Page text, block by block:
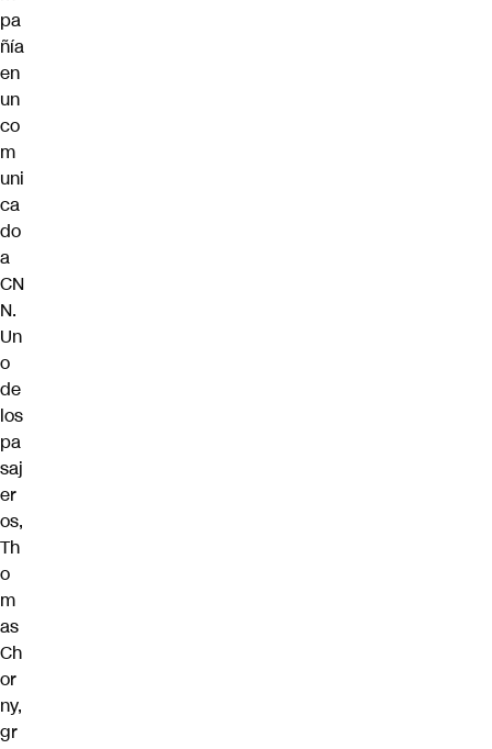
pa
ñía
en
un
co
m
uni
ca
do
a
CN
N.
Un
o
de
los
pa
saj
er
os,
Th
o
m
as
Ch
or
ny,
gr